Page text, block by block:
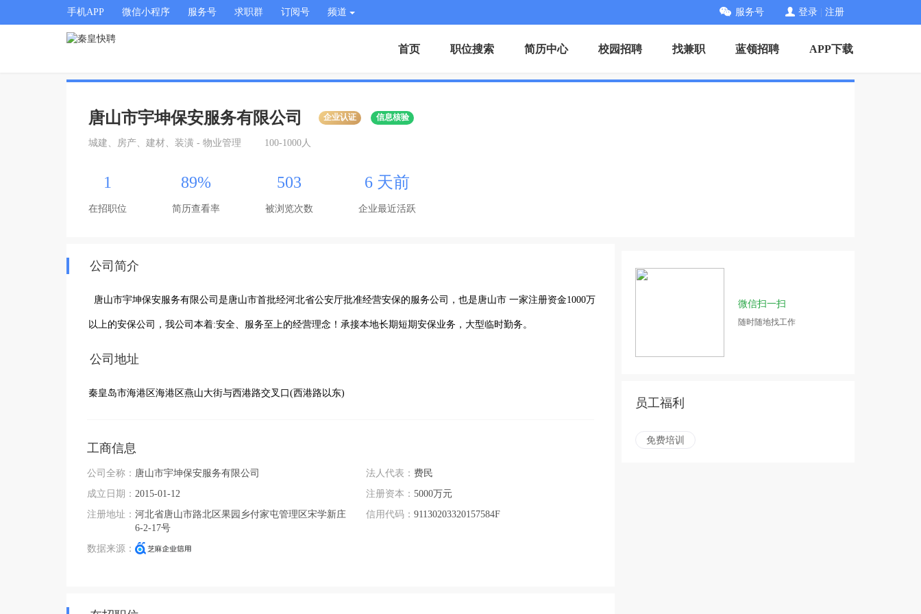
手机APP 微信小程序 服务号 求职群 订阅号 频道 服务号 登录 注册
首页 职位搜索 简历中心 校园招聘 找兼职 蓝领招聘 APP下载
唐山市宇坤保安服务有限公司 企业认证 信息核验
城建、房产、建材、装潢 - 物业管理 100-1000人
1
在招职位
89%
简历查看率
503
被浏览次数
6 天前
企业最近活跃
公司简介
以上的安保公司，我公司本着:安全、服务至上的经营理念！承接本地长期短期安保业务，大型临时勤务。
公司地址
秦皇岛市海港区海港区燕山大街与西港路交叉口(西港路以东)
工商信息
公司全称： 唐山市宇坤保安服务有限公司
成立日期： 2015-01-12
注册地址： 河北省唐山市路北区果园乡付家屯管理区宋学新庄
6-2-17号
数据来源：
法人代表： 费民
注册资本： 5000万元
信用代码： 91130203320157584F
微信扫一扫
随时随地找工作
员工福利
免费培训